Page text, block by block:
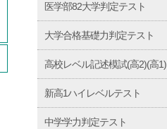
医学部82大学判定テスト
大学合格基礎力判定テスト
高校レベル記述模試(高2)(高1)
新高1ハイレベルテスト
中学学力判定テスト